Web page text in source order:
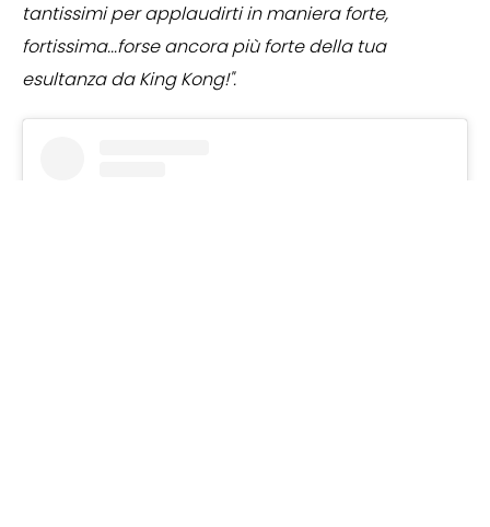
tantissimi per applaudirti in maniera forte,
fortissima...forse ancora più forte della tua
esultanza da King Kong!".